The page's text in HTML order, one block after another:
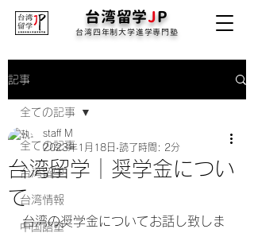
台湾留学JP
台湾四年制大学進学専門塾
記事
全ての記事
台湾留学
台湾情報
中国語塾
全ての記事
台湾留学｜奨学金につい
て
staff M
2023年1月18日 読了時間: 2分
台湾の奨学金についてお話し致しま